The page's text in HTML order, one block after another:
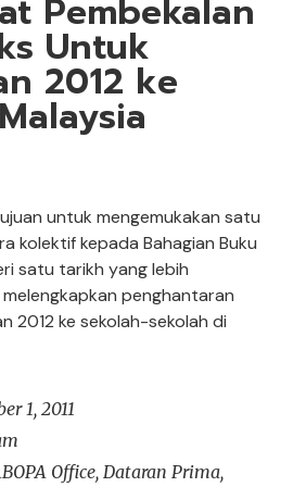
Pembekalan
Untuk
2012 ke
1, 2011
Office, Dataran Prima,
untuk mengemukakan satu
kolektif kepada Bahagian Buku
satu tarikh yang lebih
penghantaran
2012 ke sekolah-sekolah di